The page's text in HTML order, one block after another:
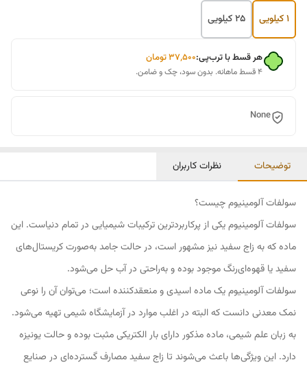
1 کیلویی 25 کیلویی
هر قسط با ترب‌پی:۳۷٬۵۰۰تومان
۴ قسط ماهانه. بدون سود، چک و ضامن.
None
توضیحات نظرات کاربران
سولفات آلومینیوم چیست؟
سولفات آلومینیوم یکی از پرکاربردترین ترکیبات شیمیایی در تمام دنیاست. این
ماده که به زاج سفید نیز مشهور است، در حالت جامد به‌صورت کریستال‌های
سفید یا قهوه‌ای‌رنگ موجود بوده و به‌راحتی در آب حل می‌شود.
سولفات آلومینیوم یک ماده اسیدی و منعقدکننده است؛ می‌توان آن را نوعی
نمک معدنی دانست که البته در اغلب موارد در آزمایشگاه شیمی تهیه می‌شود.
به زبان علم شیمی، ماده مذکور دارای بار الکتریکی مثبت بوده و حالت یونیزه
دارد. این ویژگی‌ها باعث می‌شوند تا زاج سفید مصارف گسترده‌ای در صنایع